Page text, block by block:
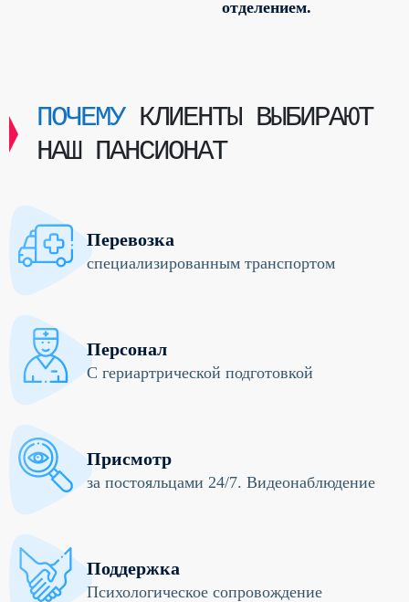
отделением.
ПОЧЕМУКЛИЕНТЫ ВЫБИРАЮТ
НАШ ПАНСИОНАТ
Перевозка
специализированным транспортом
Персонал
С гериартрической подготовкой
Присмотр
за постояльцами 24/7. Видеонаблюдение
Поддержка
Психологическое сопровождение